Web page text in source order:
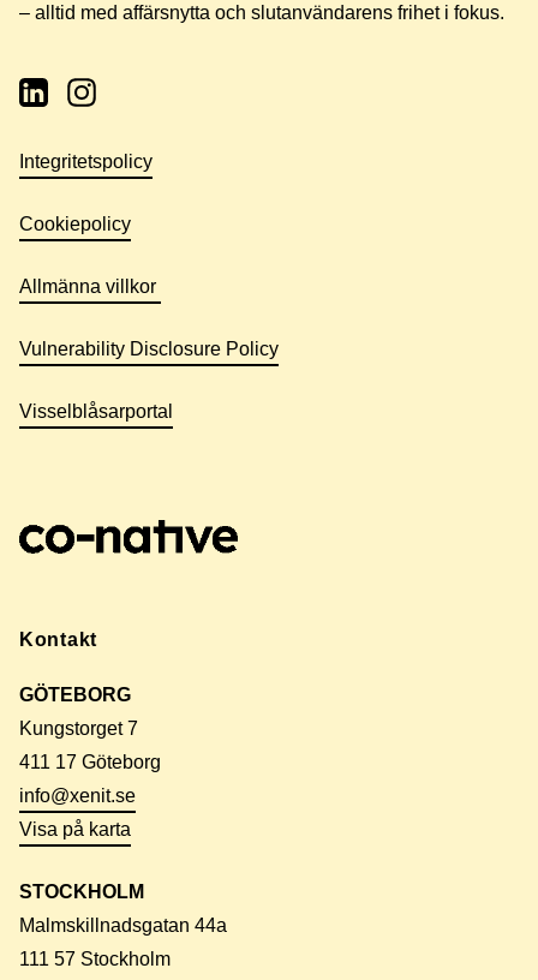
– alltid med affärsnytta och slutanvändarens frihet i fokus.
Integritetspolicy
Cookiepolicy
Allmänna villkor
Vulnerability Disclosure Policy
Visselblåsarportal
Kontakt
GÖTEBORG
Kungstorget 7
411 17 Göteborg
info@xenit.se
Visa på karta
STOCKHOLM
Malmskillnadsgatan 44a
111 57 Stockholm